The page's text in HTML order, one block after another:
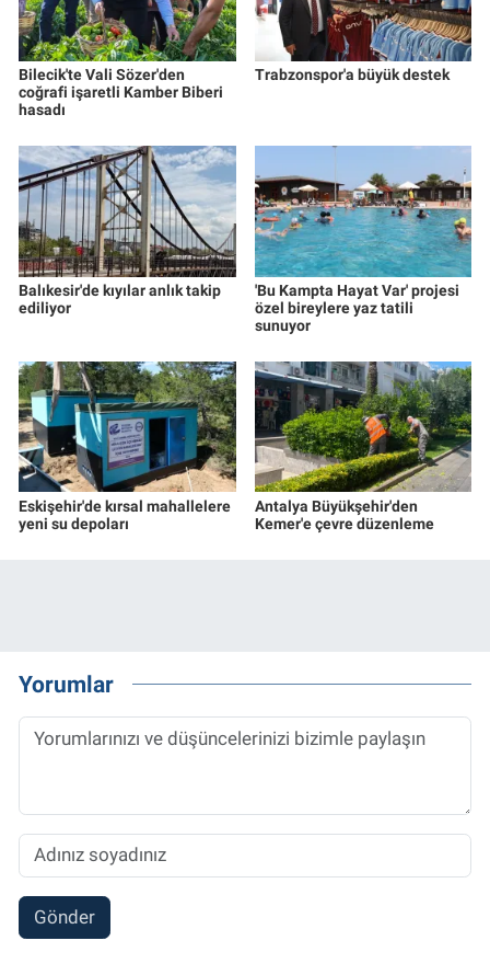
Bilecik'te Vali Sözer'den
coğrafi işaretli Kamber Biberi
hasadı
Trabzonspor'a büyük destek
Balıkesir'de kıyılar anlık takip
ediliyor
'Bu Kampta Hayat Var' projesi
özel bireylere yaz tatili
sunuyor
Eskişehir'de kırsal mahallelere
yeni su depoları
Antalya Büyükşehir'den
Kemer'e çevre düzenleme
Yorumlar
Gönder